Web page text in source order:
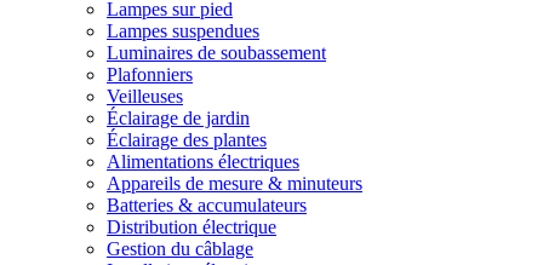
Lampes sur pied
Lampes suspendues
Luminaires de soubassement
Plafonniers
Veilleuses
Éclairage de jardin
Éclairage des plantes
Alimentations électriques
Appareils de mesure & minuteurs
Batteries & accumulateurs
Distribution électrique
Gestion du câblage